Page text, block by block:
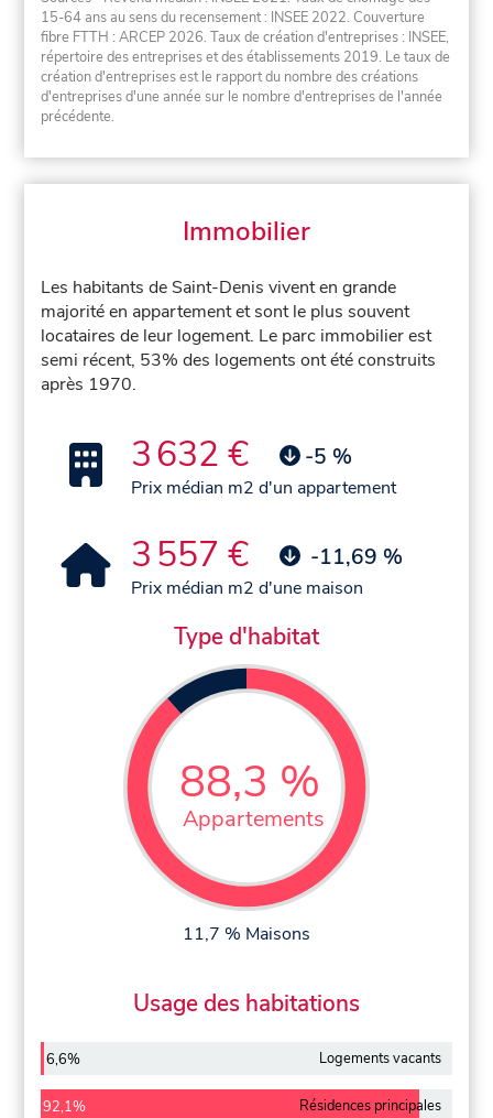
15-64 ans au sens du recensement : INSEE 2022. Couverture
fibre FTTH : ARCEP 2026. Taux de création d'entreprises : INSEE,
répertoire des entreprises et des établissements 2019. Le taux de
création d'entreprises est le rapport du nombre des créations
d'entreprises d'une année sur le nombre d'entreprises de l'année
précédente.
Immobilier
Les habitants de Saint-Denis vivent en grande
majorité en appartement et sont le plus souvent
locataires de leur logement. Le parc immobilier est
semi récent, 53% des logements ont été construits
après 1970.
3 632 € -5 %
Prix médian m2 d'un appartement
3 557 € -11,69 %
Prix médian m2 d'une maison
Type d'habitat
88,3 %
Appartements
11,7 % Maisons
Usage des habitations
6,6% Logements vacants
92,1% Résidences principales